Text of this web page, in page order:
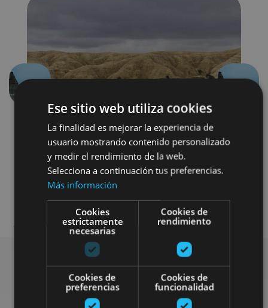
Visitas guiadas Otros
Bilatu plan gehiago
Ese sitio web utiliza cookies
La finalidad es mejorar la experiencia de
usuario mostrando contenido personalizado
y medir el rendimiento de la web.
Selecciona a continuación tus preferencias.
Más información
Cookies
estrictamente
necesarias
Cookies de
rendimiento
Cookies de
preferencias
Cookies de
funcionalidad